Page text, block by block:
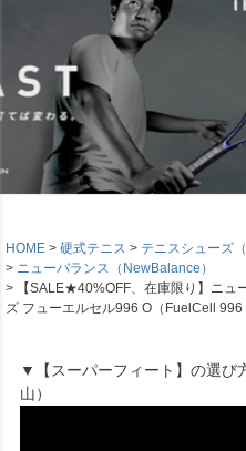
HOME 硬式テニス
テニスシューズ（
ニューバランス（NewBalance）
【SALE★40%OFF、在庫限り】ニ
ズ フューエルセル996 O（FuelCell
▼【スーパーフィート】の選び
山）